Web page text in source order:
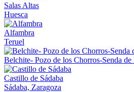
Salas Altas
Huesca
Alfambra
Teruel
Belchite- Pozo de los Chorros-Senda de
Castillo de Sádaba
Sádaba, Zaragoza